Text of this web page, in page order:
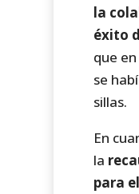
la
éxito
que
se
sillas.
En
la
para